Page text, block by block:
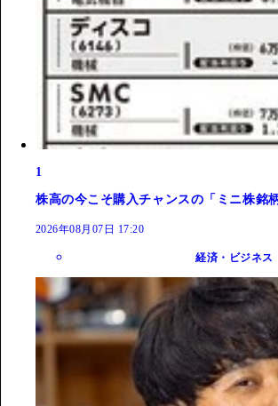
1
株高の今こそ購入チャンスの「ミニ株銘
2026年08月07日 17:20
経済・ビジネス